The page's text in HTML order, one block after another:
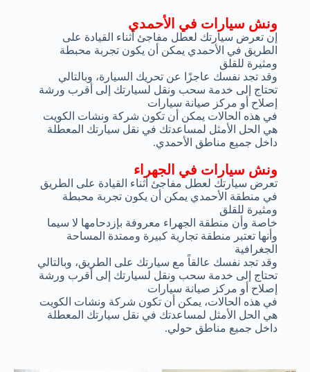
ونش سيارات في الجهراء
تعرض سيارتك لعطل مفاجئ أثناء القيادة على الطريق
في منطقة الأحمدي يمكن أن يكون تجربة محبطة
ومثيرة للقلق
خاصة وأن منطقة الجهراء معروفة بإزدحامها لا سيما
وأنها تعتبر منطقة تجارية كبيرة وممتدة المساحة
الجغرافية
وقد تجد نفسك عالقاً مع سيارتك على الطريق، وبالتالي
تحتاج إلى خدمة سحب ونقل لسيارتك إلى أقرب ورشة
إصلاح أو مركز صيانة سيارات
في هذه الحالات، يمكن أن تكون شركة ونشات الكويت
هي الحل الأمثل لمساعدتك في نقل سيارتك المعطلة
داخل جميع مناطق حولي.
ونش سيارات في الأحمدي
إن تعرض سيارتك لعطل مفاجئ أثناء القيادة على
الطريق في الأحمدي يمكن أن يكون تجربة محبطة
ومثيرة للقلق
وقد تجد نفسك عاجزًا عن تحريك السيارة، وبالتالي
تحتاج إلى خدمة سحب ونقل لسيارتك إلى أقرب ورشة
إصلاح أو مركز صيانة سيارات
في هذه الحالات يمكن أن تكون شركة ونشات الكويت
هي الحل الأمثل لمساعدتك في نقل سيارتك المعطلة
داخل جميع مناطق الأحمدي.